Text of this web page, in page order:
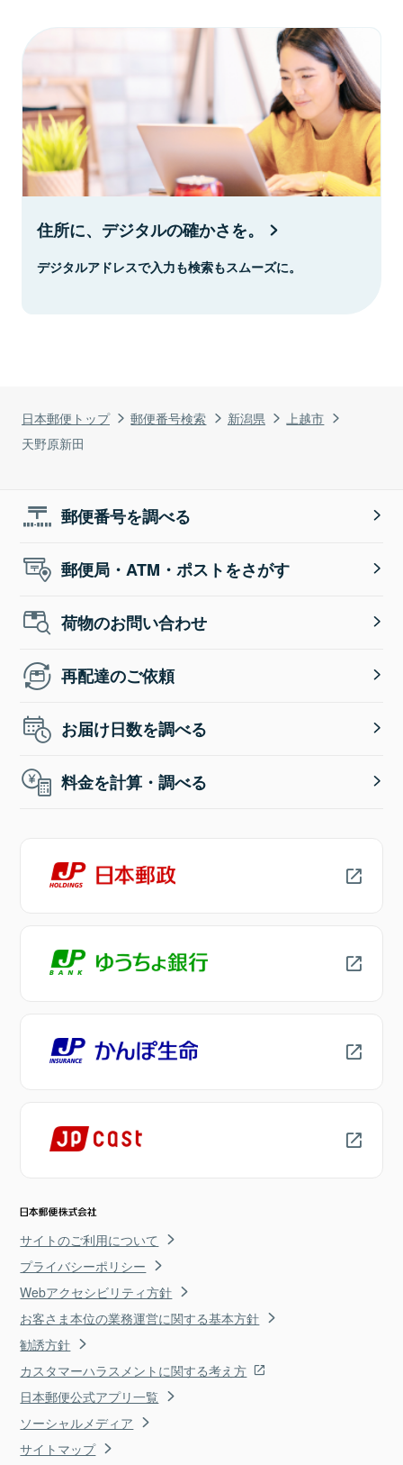
日本郵便トップ 郵便番号検索 新潟県
上越市
天野原新田
住所に、デジタルの確かさを。
デジタルアドレスで入力も検索もスムーズに。
郵便番号を調べる
郵便局・ATM・ポストをさがす
荷物のお問い合わせ
再配達のご依頼
お届け日数を調べる
料金を計算・調べる
サイトのご利用について
プライバシーポリシー
Webアクセシビリティ方針
お客さま本位の業務運営に関する基本方針
勧誘方針
カスタマーハラスメントに関する考え方
日本郵便公式アプリ一覧
ソーシャルメディア
サイトマップ